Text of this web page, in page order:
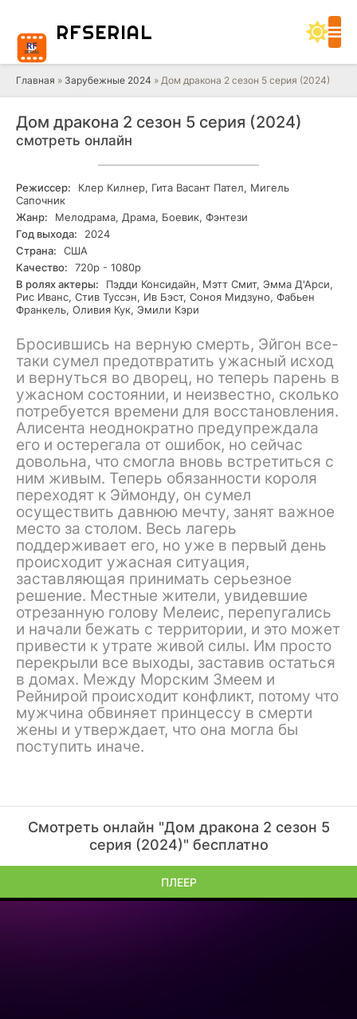
RFSERIAL
Главная » Зарубежные 2024 » Дом дракона 2 сезон 5 серия (2024)
Дом дракона 2 сезон 5 серия (2024)
смотреть онлайн
Режиссер:
Клер Килнер, Гита Васант Пател, Мигель
Сапочник
Жанр:
Мелодрама, Драма, Боевик, Фэнтези
Год выхода:
2024
Страна:
США
Качество:
720р - 1080р
В ролях актеры:
Пэдди Консидайн, Мэтт Смит, Эмма Д'Арси,
Рис Иванс, Стив Туссэн, Ив Бэст, Соноя Мидзуно, Фабьен
Франкель, Оливия Кук, Эмили Кэри
Бросившись на верную смерть, Эйгон все-
таки сумел предотвратить ужасный исход
и вернуться во дворец, но теперь парень в
ужасном состоянии, и неизвестно, сколько
потребуется времени для восстановления.
Алисента неоднократно предупреждала
его и остерегала от ошибок, но сейчас
довольна, что смогла вновь встретиться с
ним живым. Теперь обязанности короля
переходят к Эймонду, он сумел
осуществить давнюю мечту, занят важное
место за столом. Весь лагерь
поддерживает его, но уже в первый день
происходит ужасная ситуация,
заставляющая принимать серьезное
решение. Местные жители, увидевшие
отрезанную голову Мелеис, перепугались
и начали бежать с территории, и это может
привести к утрате живой силы. Им просто
перекрыли все выходы, заставив остаться
в домах. Между Морским Змеем и
Рейнирой происходит конфликт, потому что
мужчина обвиняет принцессу в смерти
жены и утверждает, что она могла бы
поступить иначе.
Смотреть онлайн "Дом дракона 2 сезон 5
серия (2024)" бесплатно
ПЛЕЕР